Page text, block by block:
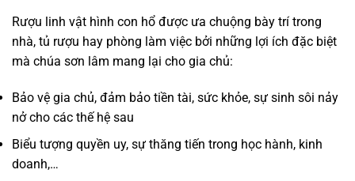
Rượu linh vật hình con hổ được ưa chuộng bày trí trong
nhà, tủ rượu hay phòng làm việc bởi những lợi ích đặc biệt
mà chúa sơn lâm mang lại cho gia chủ:
Bảo vệ gia chủ, đảm bảo tiền tài, sức khỏe, sự sinh sôi nảy
nở cho các thế hệ sau
Biểu tượng quyền uy, sự thăng tiến trong học hành, kinh
doanh,…